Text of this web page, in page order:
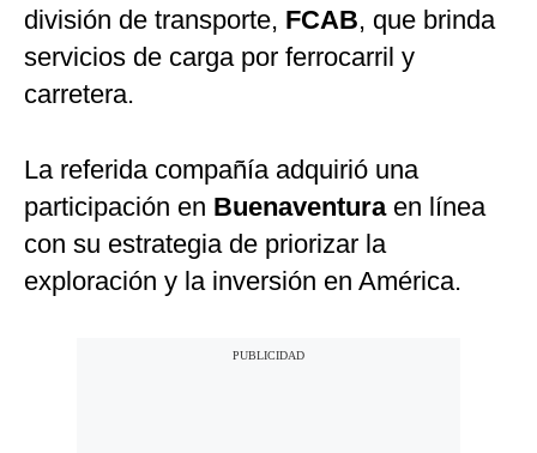
división de transporte, FCAB, que brinda
servicios de carga por ferrocarril y
carretera.
La referida compañía adquirió una
participación en Buenaventuraen línea
con su estrategia de priorizar la
exploración y la inversión en América.